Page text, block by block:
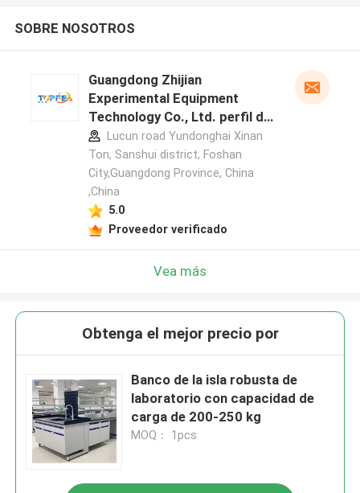
SOBRE NOSOTROS
Guangdong Zhijian
Experimental Equipment
Technology Co., Ltd. perfil del
fabricante
Lucun road Yundonghai Xinan
Ton, Sanshui district, Foshan
City,Guangdong Province, China
,China
5.0
Proveedor verificado
Vea más
Obtenga el mejor precio por
Banco de la isla robusta de
laboratorio con capacidad de
carga de 200-250 kg
MOQ： 1pcs